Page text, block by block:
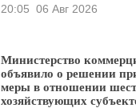
20:05 06 Авг 2026
Министерство
объявило о решении
меры в отношении
хозяйствующих